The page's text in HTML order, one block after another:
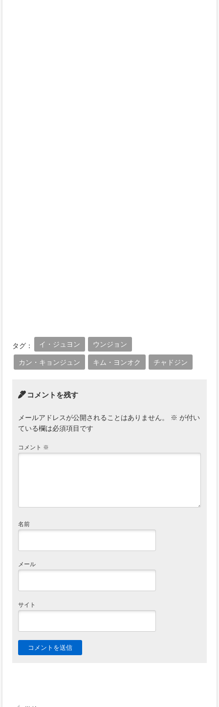
タグ： イ・ジュヨン ウンジョン
カン・キョンジュン キム・ヨンオク チャドジン
コメントを残す
メールアドレスが公開されることはありません。 ※ が付い
ている欄は必須項目です
コメント ※
名前
メール
サイト